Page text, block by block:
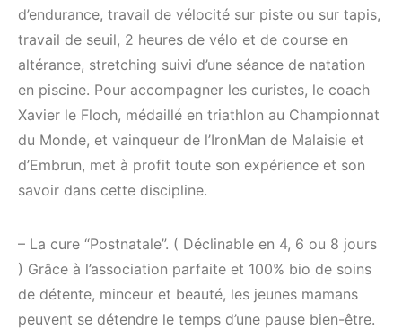
d’endurance, travail de vélocité sur piste ou sur tapis,
travail de seuil, 2 heures de vélo et de course en
altérance, stretching suivi d’une séance de natation
en piscine. Pour accompagner les curistes, le coach
Xavier le Floch, médaillé en triathlon au Championnat
du Monde, et vainqueur de l’IronMan de Malaisie et
d’Embrun, met à profit toute son expérience et son
savoir dans cette discipline.
– La cure “Postnatale”. ( Déclinable en 4, 6 ou 8 jours
) Grâce à l’association parfaite et 100% bio de soins
de détente, minceur et beauté, les jeunes mamans
peuvent se détendre le temps d’une pause bien-être.